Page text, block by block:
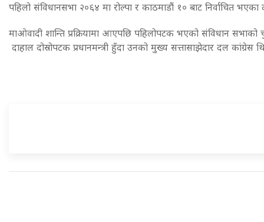
पहिलो संविधानसभा २०६४ मा रोल्पा र काठमाडौं १० बाट निर्वाचित
माओवादी शान्ति प्रक्रियामा आएपछि पहिलोपटक भएको संविधान सभाको
दाहाल दोस्रोपटक प्रधानमन्त्री हुँदा उनको मुख्य सत्तासाझेदार दल कांग्रेस